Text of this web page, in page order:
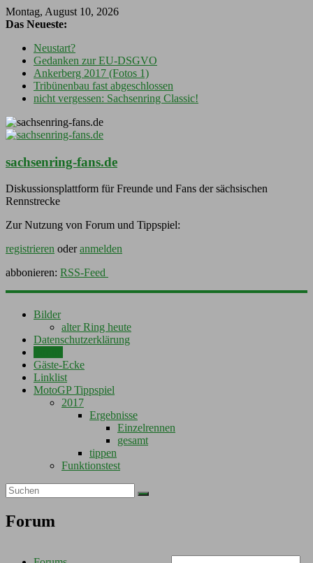
Montag, August 10, 2026
Das Neueste:
Neustart?
Gedanken zur EU-DSGVO
Ankerberg 2017 (Fotos 1)
Tribünenbau fast abgeschlossen
nicht vergessen: Sachsenring Classic!
sachsenring-fans.de
Diskussionsplattform für Freunde und Fans der sächsischen
Rennstrecke
Zur Nutzung von Forum und Tippspiel:
registrieren oderanmelden
abbonieren: RSS-Feed
Bilder
alter Ring heute
Datenschutzerklärung
Gäste-Ecke
Linklist
MotoGP Tippspiel
2017
Ergebnisse
Einzelrennen
gesamt
tippen
Funktionstest
Forum